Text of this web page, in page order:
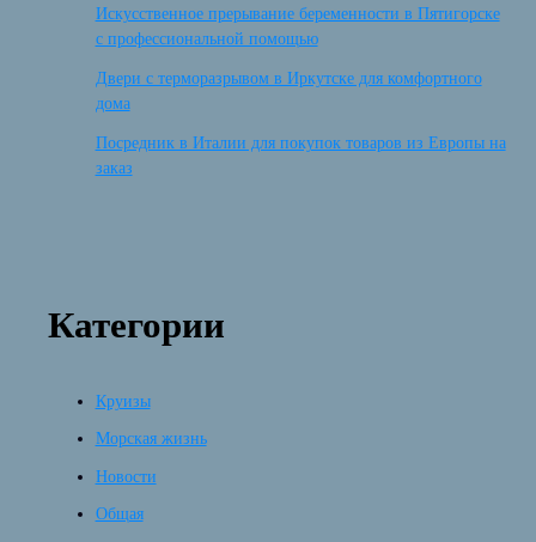
Искусственное прерывание беременности в Пятигорске
с профессиональной помощью
Двери с терморазрывом в Иркутске для комфортного
дома
Посредник в Италии для покупок товаров из Европы на
заказ
Категории
Круизы
Морская жизнь
Новости
Общая